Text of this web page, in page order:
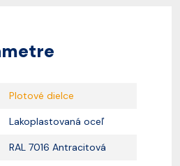
Plotové dielce
Lakoplastovaná oceľ
RAL 7016 Antracitová